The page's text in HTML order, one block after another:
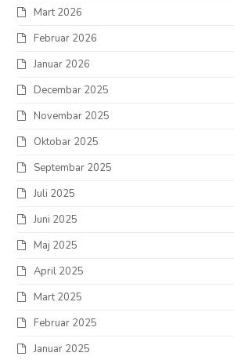
Mart 2026
Februar 2026
Januar 2026
Decembar 2025
Novembar 2025
Oktobar 2025
Septembar 2025
Juli 2025
Juni 2025
Maj 2025
April 2025
Mart 2025
Februar 2025
Januar 2025